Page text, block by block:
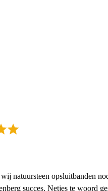
natuursteen opsluitbanden
succes. Netjes te woord